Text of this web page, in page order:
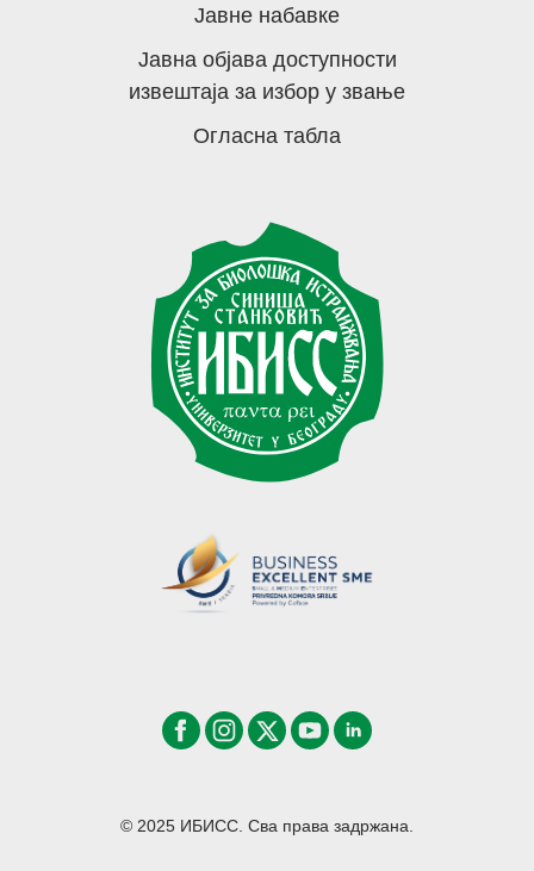
Јавне набавке
Јавна објава доступности
извештаја за избор у звање
Огласна табла
© 2025 ИБИСС. Сва права задржана.